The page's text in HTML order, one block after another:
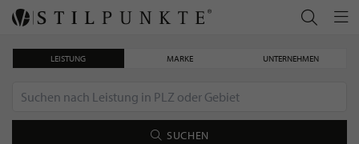
LEISTUNG MARKE UNTERNEHMEN
SUCHEN